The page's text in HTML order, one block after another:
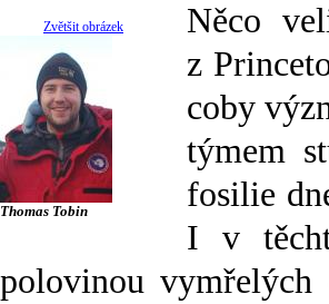
Zvětšit obrázek
Thomas Tobin
Něco
z
coby
týmem
fosilie
I v
polovinou